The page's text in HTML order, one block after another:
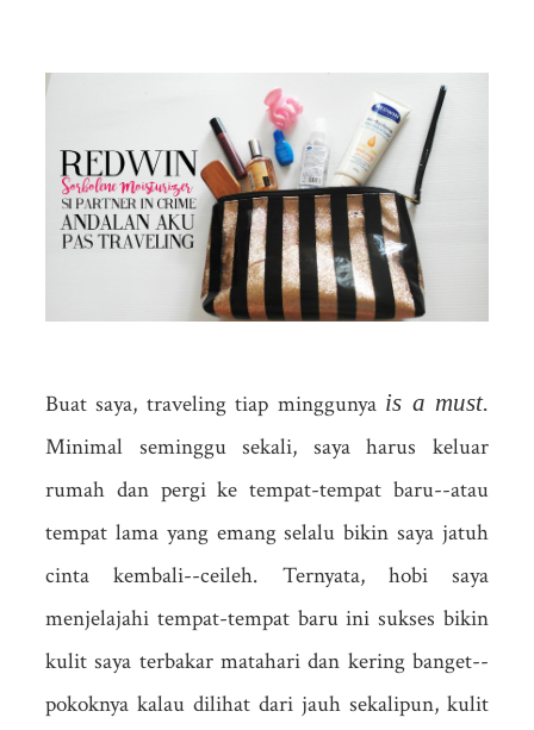
Buat saya, traveling tiap minggunya is a must.
Minimal seminggu sekali, saya harus keluar
rumah dan pergi ke tempat-tempat baru--atau
tempat lama yang emang selalu bikin saya jatuh
cinta kembali--ceileh. Ternyata, hobi saya
menjelajahi tempat-tempat baru ini sukses bikin
kulit saya terbakar matahari dan kering banget--
pokoknya kalau dilihat dari jauh sekalipun, kulit